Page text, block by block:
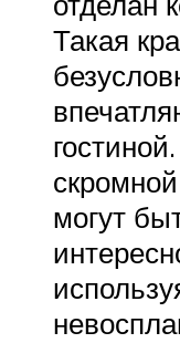
Такая
могут